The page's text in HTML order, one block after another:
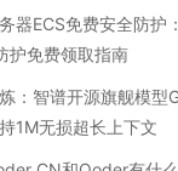
器ECS免费安全防护
护免费领取指南
：智谱开源旗舰模型
1M无损超长上下文